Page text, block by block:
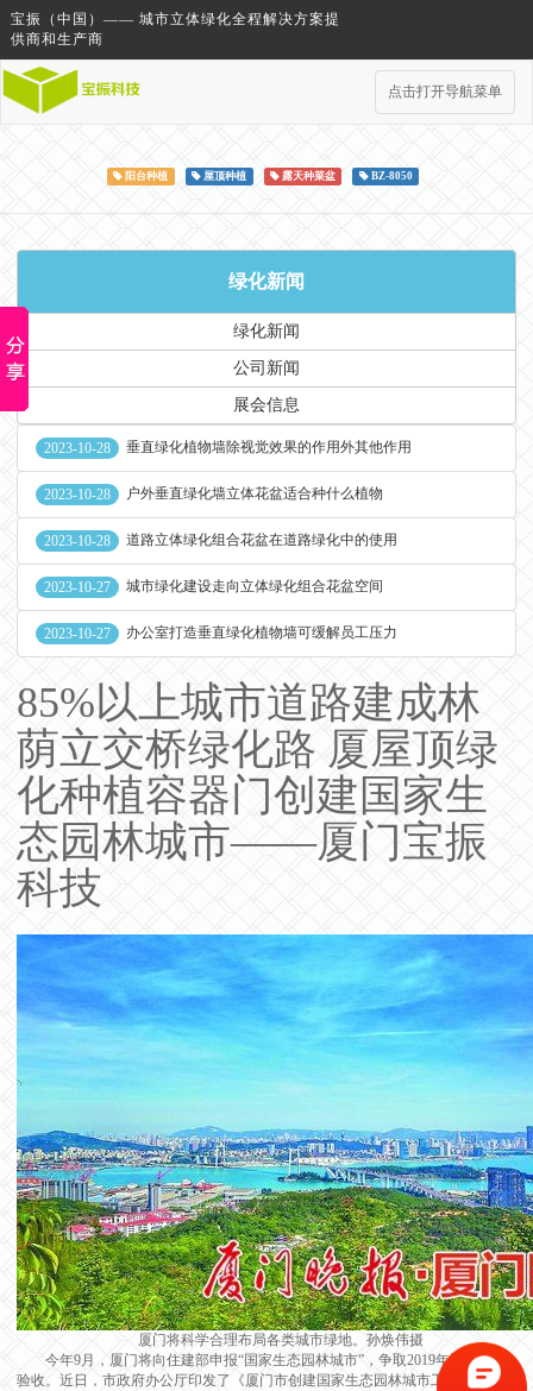
宝振（中国）—— 城市立体绿化全程解决方案提
供商和生产商
点击打开导航菜单
阳台种植 屋顶种植 露天种菜盆 BZ-8050
绿化新闻
绿化新闻
公司新闻
展会信息
2023-10-28 垂直绿化植物墙除视觉效果的作用外其他作用
2023-10-28 户外垂直绿化墙立体花盆适合种什么植物
2023-10-28 道路立体绿化组合花盆在道路绿化中的使用
2023-10-27 城市绿化建设走向立体绿化组合花盆空间
2023-10-27 办公室打造垂直绿化植物墙可缓解员工压力
85%以上城市道路建成林
荫立交桥绿化路 厦屋顶绿
化种植容器门创建国家生
态园林城市——厦门宝振
科技
厦门将科学合理布局各类城市绿地。孙焕伟摄
今年9月，厦门将向住建部申报“国家生态园林城市”，争取2019年通过综合
验收。近日，市政府办公厅印发了《厦门市创建国家生态园林城市工作方案》，